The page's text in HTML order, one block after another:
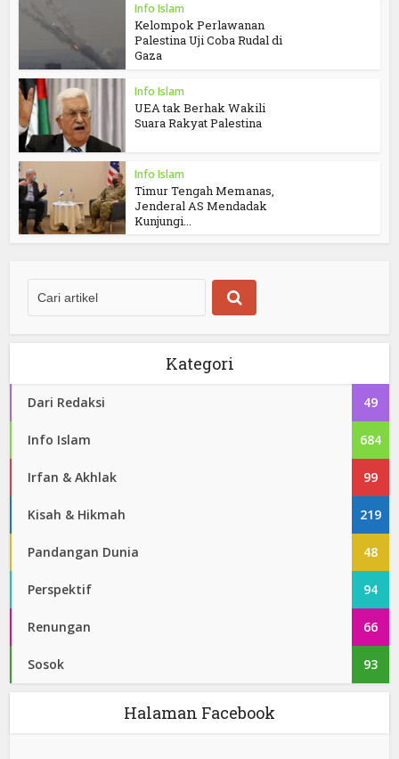
Info Islam
Kelompok Perlawanan
Palestina Uji Coba Rudal di
Gaza
Info Islam
UEA tak Berhak Wakili
Suara Rakyat Palestina
Info Islam
Timur Tengah Memanas,
Jenderal AS Mendadak
Kunjungi...
Kategori
Dari Redaksi 49
Info Islam 684
Irfan & Akhlak 99
Kisah & Hikmah 219
Pandangan Dunia 48
Perspektif 94
Renungan 66
Sosok 93
Halaman Facebook